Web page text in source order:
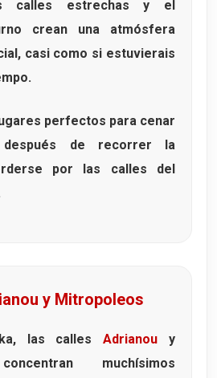
calles estrechas y el
crean una atmósfera
casi como si estuvierais
perfectos para cenar
después de recorrer la
por las calles del
y Mitropoleos
las callesAdrianou y
muchísimos